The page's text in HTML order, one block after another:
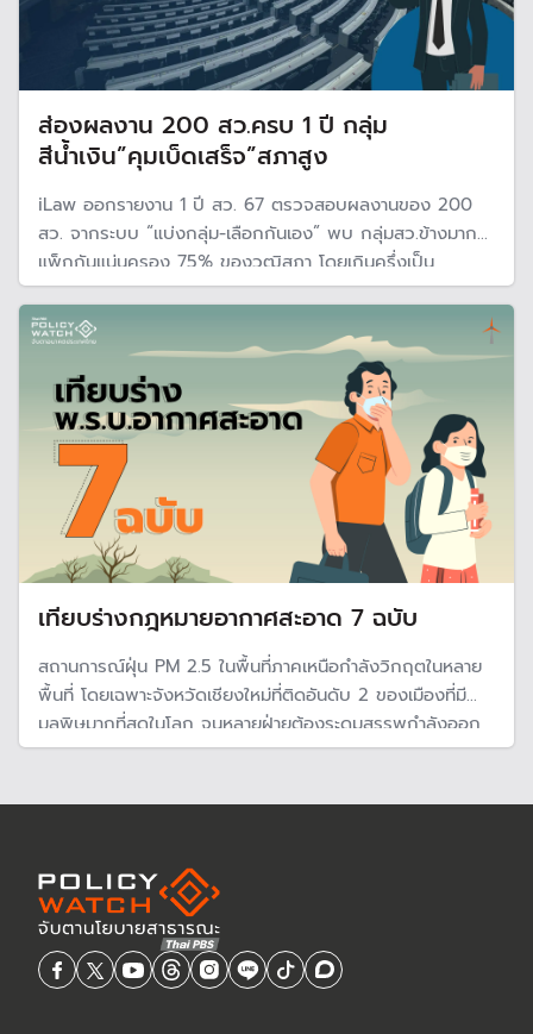
ส่องผลงาน 200 สว.ครบ 1 ปี กลุ่ม
สีน้ำเงิน”คุมเบ็ดเสร็จ”สภาสูง
iLaw ออกรายงาน 1 ปี สว. 67 ตรวจสอบผลงานของ 200
สว. จากระบบ “แบ่งกลุ่ม-เลือกกันเอง” พบ กลุ่มสว.ข้างมาก
แพ็กกันแน่นครอง 75% ของวุฒิสภา โดยเกินครึ่งเป็น
สว.สีน้ำเงิน ขณะที่ สว. 88 คนผลัดเวรนั่งกมธ.สอบประวัติฯ
ศาลรธน.-องค์กรอิสระ-ข้าราชการระดับสูง
เทียบร่างกฎหมายอากาศสะอาด 7 ฉบับ
สถานการณ์ฝุ่น PM 2.5 ในพื้นที่ภาคเหนือกำลังวิกฤตในหลาย
พื้นที่ โดยเฉพาะจังหวัดเชียงใหม่ที่ติดอันดับ 2 ของเมืองที่มี
มลพิษมากที่สุดในโลก จนหลายฝ่ายต้องระดมสรรพกำลังออก
มาเร่งแก้ปัญหา ในวันที่ พ.ร.บ.อากาศสะอาด ซึ่งเชื่อว่าจะนำไปสู่
พิจารณาของ กมธ.